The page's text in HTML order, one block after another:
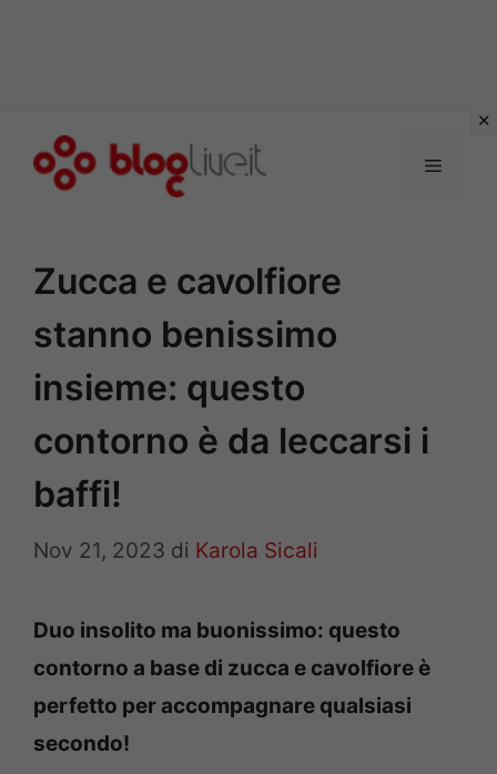
Menu
Zucca e cavolfiore
stanno benissimo
insieme: questo
contorno è da leccarsi i
baffi!
Nov 21, 2023 di Karola Sicali
Duo insolito ma buonissimo: questo
contorno a base di zucca e cavolfiore è
perfetto per accompagnare qualsiasi
secondo!